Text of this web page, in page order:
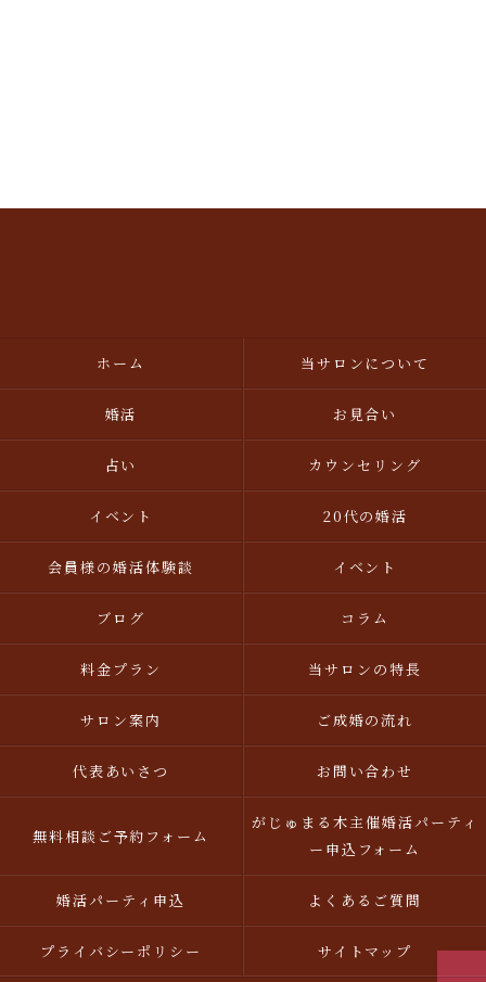
ホーム 当サロンについて
婚活 お見合い
占い カウンセリング
イベント 20代の婚活
会員様の婚活体験談 イベント
ブログ コラム
料金プラン 当サロンの特長
サロン案内 ご成婚の流れ
代表あいさつ お問い合わせ
無料相談ご予約フォーム
がじゅまる木主催婚活パーティ
ー申込フォーム
婚活パーティ申込 よくあるご質問
プライバシーポリシー サイトマップ